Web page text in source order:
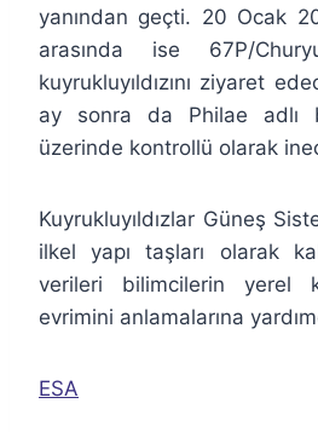
yanından geçti. 20 Ocak
arasında ise 67P/
kuyrukluyıldızını ziyaret
ay sonra da Philae adlı
üzerinde kontrollü olarak
Kuyrukluyıldızlar Güneş
ilkel yapı taşları olarak
verileri bilimcilerin yerel
evrimini anlamalarına
ESA